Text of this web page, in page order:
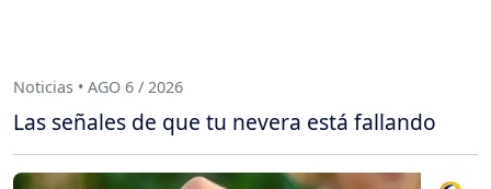
Noticias • AGO 6 / 2026
Las señales de que tu nevera está fallando